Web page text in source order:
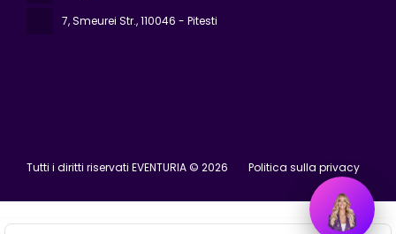
7, Smeurei Str., 110046 - Pitesti
Tutti i diritti riservati EVENTURIA © 2026 Politica sulla privacy